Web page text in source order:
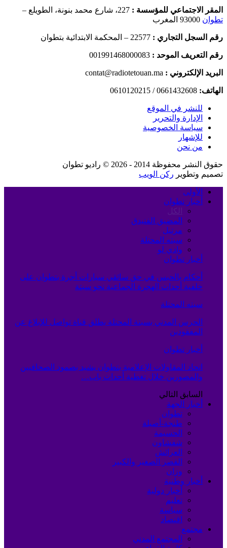
المقر الاجتماعي للمؤسسة : 227، شارع محمد بنونة، الطويلع –
تطوان
رقم السجل التجاري : 22577 – المحكمة الابتدائية بتطوان
رقم التعريف الموحد : 001991468000083
البريد الإلكتروني : contat@radiotetouan.ma
الهاتف: 0661432608 / 0610120215
للنشر في الموقع
الإدارة والتحرير
سياسة الخصوصية
للإشهار
من نحن
حقوق النشر محفوظة 2014 - 2026 © راديو تطوان
تصميم وتطوير ركن الويب
الأولى
أخبار تطوان
الكل
المضيق الفنيدق
مرتيل
سبته المحتلة
وادي لو
أخبار تطوان
أحكام بالحبس في حق سائقي سيارات أجرة بتطوان على
خلفية أحداث الهجرة الجماعية نحو سبتة
سبته المحتلة
الحرس المدني بسبتة المحتلة يطلق قناة تواصل للإبلاغ عن
المفقودين
أخبار تطوان
اتحاد المقاولات الإعلامية بتطوان يشيد بصمود الصحافيين
والمصورين خلال تغطية أحداث باب…
السابق التالي
أخبار الجهة
تطوان
طنجة-أصيلة
الحسيمة
شفشاون
العرائش
القصر الصغير والكبير
وزان
أخبار وطنية
أخبار دولية
تعليم
سياسة
اقتصاد
مجتمع
المجتمع المدني